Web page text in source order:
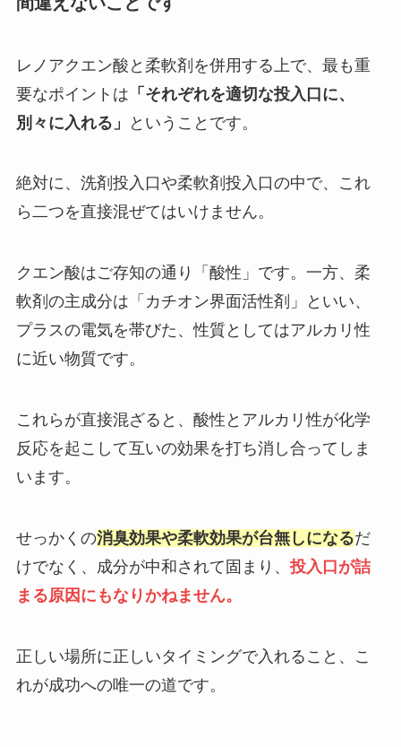
レノアクエン酸と柔軟剤を併用する上で、最も重
要なポイントは 「それぞれを適切な投入口に、
別々に入れる」
ということです。
絶対に、洗剤投入口や柔軟剤投入口の中で、これ
ら二つを直接混ぜてはいけません。
クエン酸はご存知の通り「酸性」です。一方、柔
軟剤の主成分は「カチオン界面活性剤」といい、
プラスの電気を帯びた、性質としてはアルカリ性
に近い物質です。
これらが直接混ざると、酸性とアルカリ性が化学
反応を起こして互いの効果を打ち消し合ってしま
います。
せっかくの消臭効果や柔軟効果が台無しになるだ
けでなく、成分が中和されて固まり、 投入口が詰
まる原因にもなりかねません。
正しい場所に正しいタイミングで入れること、こ
れが成功への唯一の道です。